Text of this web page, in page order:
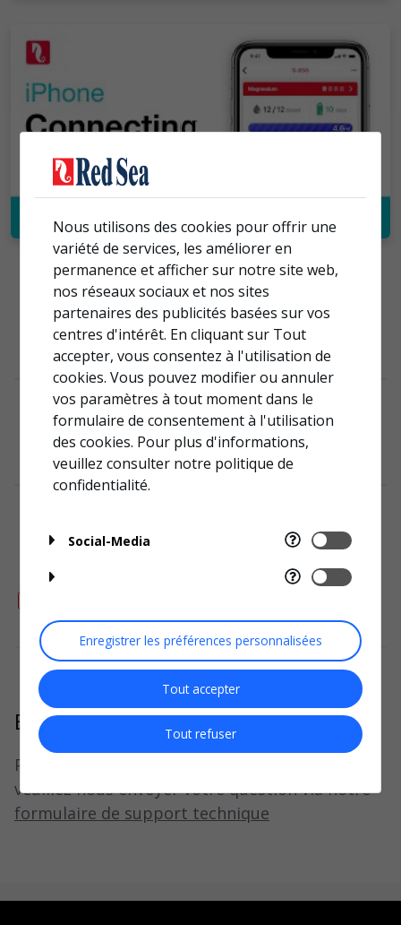
Charger plus de vidéoד
Des pièces de rechange
FAQ
Encore besoin d'aide ?
Pour plus d’assistance sur les produits,
veuillez nous envoyer votre question via notre
formulaire de support technique
Nous utilisons des cookies pour offrir une
variété de services, les améliorer en
permanence et afficher sur notre site web,
nos réseaux sociaux et nos sites
partenaires des publicités basées sur vos
centres d'intérêt. En cliquant sur Tout
accepter, vous consentez à l'utilisation de
cookies. Vous pouvez modifier ou annuler
vos paramètres à tout moment dans le
formulaire de consentement à l'utilisation
des cookies. Pour plus d'informations,
veuillez consulter notre politique de
confidentialité.
Social-Media
Enregistrer les préférences personnalisées
Tout accepter
Tout refuser